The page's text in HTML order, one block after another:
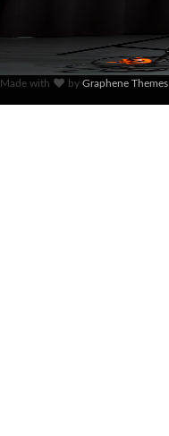
Made with byGraphene Themes